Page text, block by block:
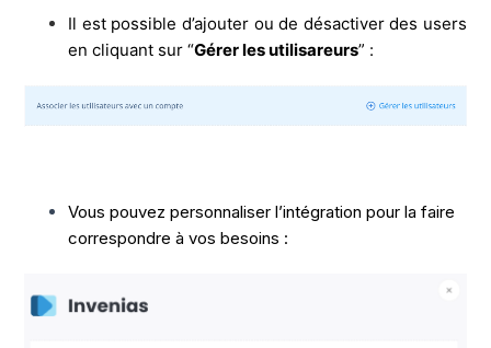
Il est possible d’ajouter ou de désactiver des users
en cliquant sur “Gérer les utilisareurs” :
Vous pouvez personnaliser l’intégration pour la faire
correspondre à vos besoins :